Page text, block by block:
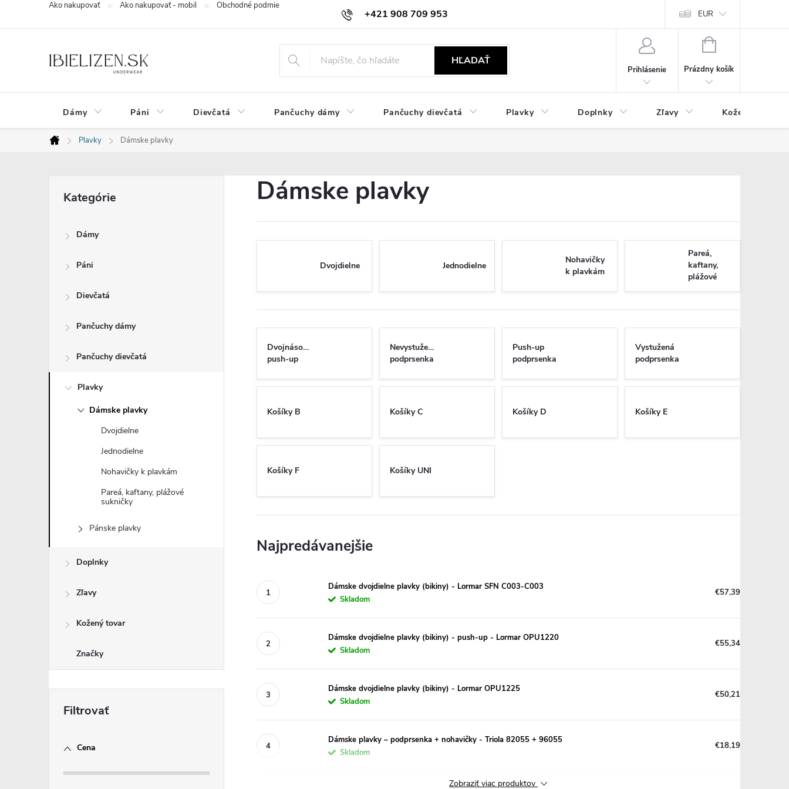
+421 908 709 953
objednavky@ibielizen.sk
Ako nakupovať Ako nakupovať - mobil Obchodné podmienky
EUR
HĽADAŤ
Prihlásenie
NÁKUPNÝ
Prázdny košík
Dámy Páni Dievčatá Pančuchy dámy Pančuchy dievčatá Plavky Doplnky Zľavy Kožený tovar
Domov
Plavky Dámske plavky
a
kategórie
Kategórie
Dámy
Páni
Dievčatá
Pančuchy dámy
Pančuchy dievčatá
Plavky
Dámske plavky
Dvojdielne
Jednodielne
Nohavičky k plavkám
Pareá, kaftany, plážové
sukničky
Pánske plavky
Doplnky
Zľavy
Kožený tovar
Značky
Cena
Dámske plavky
Dvojdielne Jednodielne
Nohavičky
k plavkám
Pareá,
kaftany,
plážové
sukničky
Dvojnásobný
push-up
Nevystužená
podprsenka
Push-up
podprsenka
Vystužená
podprsenka
Košíky B Košíky C Košíky D Košíky E
Košíky F Košíky UNI
Najpredávanejšie
Dámske dvojdielne plavky (bikiny) - Lormar SFN C003-C003
Skladom
€57,39
Dámske dvojdielne plavky (bikiny) - push-up - Lormar OPU1220
Skladom
€55,34
Dámske dvojdielne plavky (bikiny) - Lormar OPU1225
Skladom
€50,21
Dámske plavky – podprsenka + nohavičky - Triola 82055 + 96055
Skladom
€18,19
Zobraziť viac produktov